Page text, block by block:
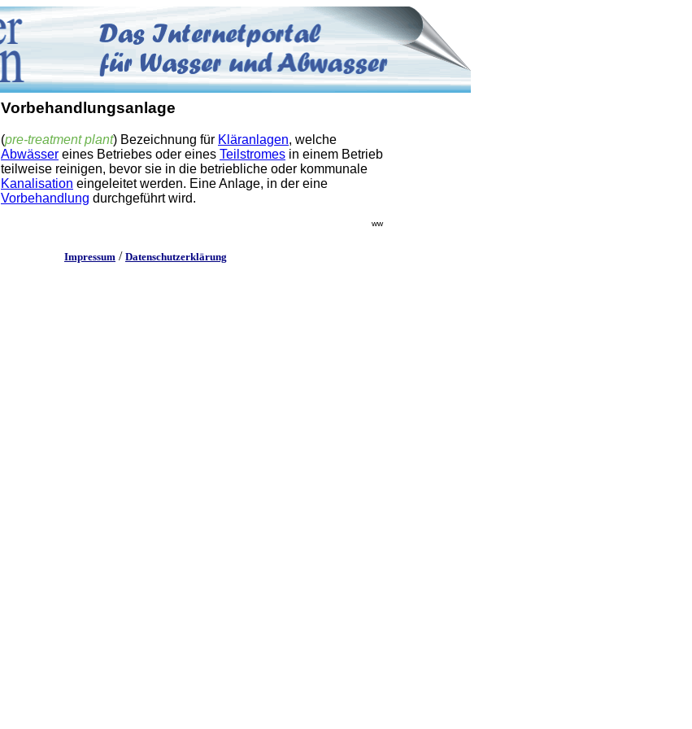
Vorbehandlungsanlage
(pre-treatment plant) Bezeichnung für Kläranlagen, welche
Abwässer eines Betriebes oder eines Teilstromes in einem Betrieb
teilweise reinigen, bevor sie in die betriebliche oder kommunale
Kanalisation eingeleitet werden. Eine Anlage, in der eine
Vorbehandlung durchgeführt wird.
ww
Impressum / Datenschutzerklärung